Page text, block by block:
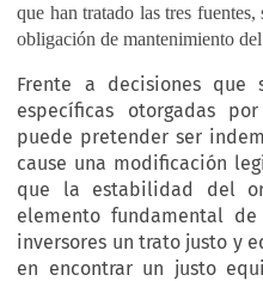
que han tratado las tres
obligación de mantenimiento
Frente a decisiones que
específicas otorgadas
puede pretender ser
cause una modificación
que la estabilidad del
elemento fundamental
inversores un trato justo y
en encontrar un justo